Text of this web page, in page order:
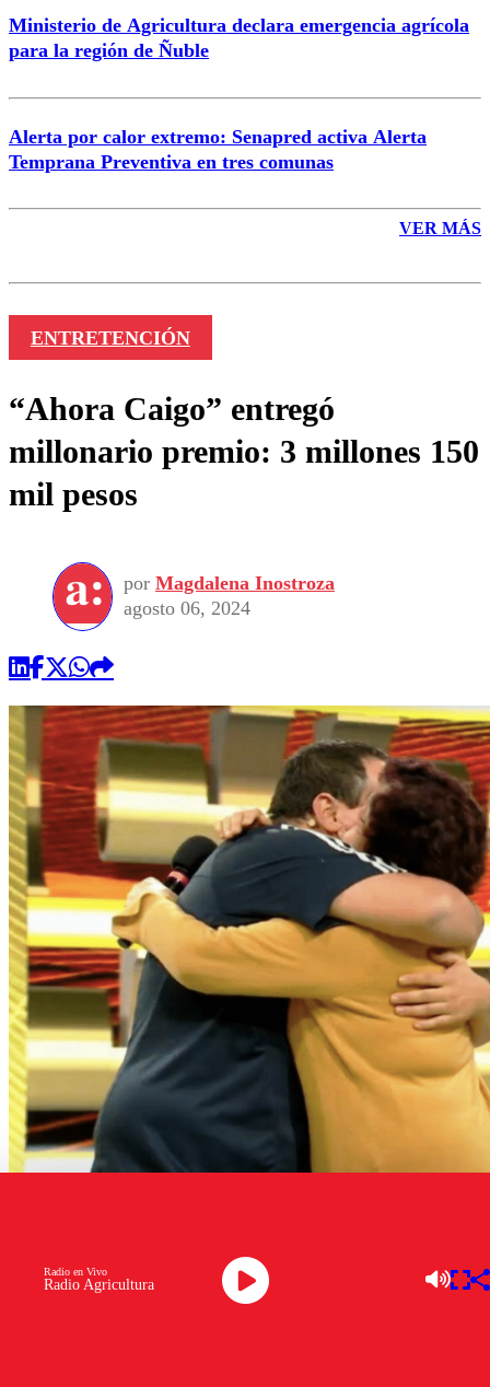
Ministerio de Agricultura declara emergencia agrícola
para la región de Ñuble
Alerta por calor extremo: Senapred activa Alerta
Temprana Preventiva en tres comunas
VER MÁS
ENTRETENCIÓN
“Ahora Caigo” entregó
millonario premio: 3 millones 150
mil pesos
por Magdalena Inostroza
agosto 06, 2024
Este lunes,“Ahora Caigo”
, tuvo un gran capítulo. 11
competidores se enfrentaron por un premio en dinero
Radio Agricultura
Radio en Vivo